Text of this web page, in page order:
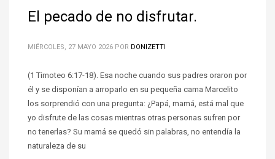
El pecado de no disfrutar.
MIÉRCOLES, 27 MAYO 2026 POR DONIZETTI
(1 Timoteo 6:17-18). Esa noche cuando sus padres oraron por
él y se disponían a arroparlo en su pequeña cama Marcelito
los sorprendió con una pregunta: ¿Papá, mamá, está mal que
yo disfrute de las cosas mientras otras personas sufren por
no tenerlas? Su mamá se quedó sin palabras, no entendía la
naturaleza de su